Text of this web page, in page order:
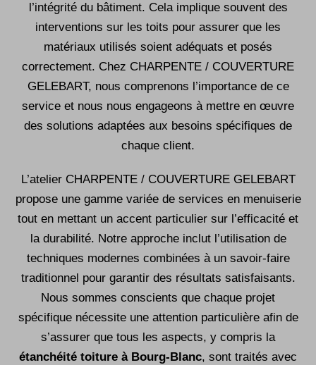
l’intégrité du bâtiment. Cela implique souvent des
interventions sur les toits pour assurer que les
matériaux utilisés soient adéquats et posés
correctement. Chez CHARPENTE / COUVERTURE
GELEBART, nous comprenons l’importance de ce
service et nous nous engageons à mettre en œuvre
des solutions adaptées aux besoins spécifiques de
chaque client.
L’atelier CHARPENTE / COUVERTURE GELEBART
propose une gamme variée de services en menuiserie
tout en mettant un accent particulier sur l’efficacité et
la durabilité. Notre approche inclut l’utilisation de
techniques modernes combinées à un savoir-faire
traditionnel pour garantir des résultats satisfaisants.
Nous sommes conscients que chaque projet
spécifique nécessite une attention particulière afin de
s’assurer que tous les aspects, y compris la
étanchéité toiture à Bourg-Blanc, sont traités avec